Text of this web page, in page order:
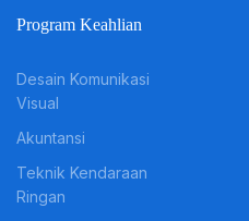
Program Keahlian
Desain Komunikasi
Visual
Akuntansi
Teknik Kendaraan
Ringan